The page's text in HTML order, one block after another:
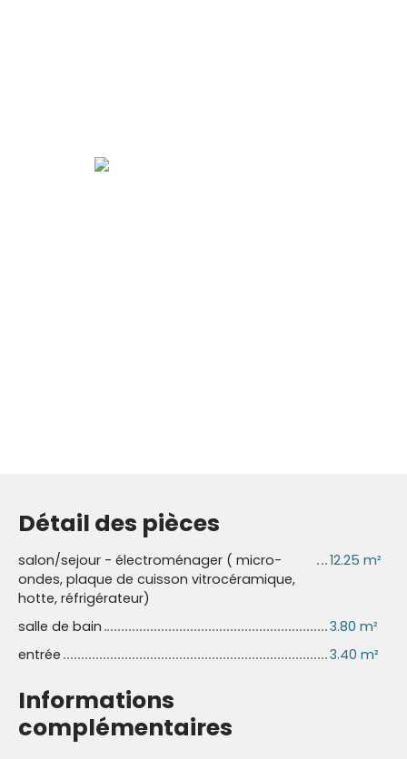
Détail des pièces
salon/sejour - électroménager ( micro-
ondes, plaque de cuisson vitrocéramique,
hotte, réfrigérateur)
12.25 m²
salle de bain
3.80 m²
entrée
3.40 m²
Informations
complémentaires